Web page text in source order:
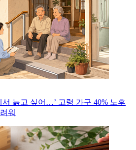
서 늙고 싶어…’ 고령 가구 40% 노후
워